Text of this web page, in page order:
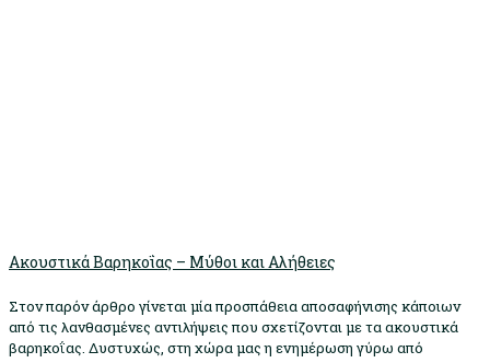
Ακουστικά Βαρηκοΐας – Μύθοι και Αλήθειες
Στον παρόν άρθρο γίνεται μία προσπάθεια αποσαφήνισης κάποιων
από τις λανθασμένες αντιλήψεις που σχετίζονται με τα ακουστικά
βαρηκοΐας. Δυστυχώς, στη χώρα μας η ενημέρωση γύρω από